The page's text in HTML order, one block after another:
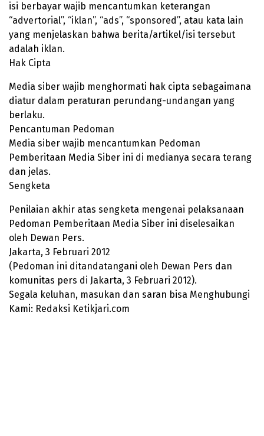
isi berbayar wajib mencantumkan keterangan
“advertorial”, “iklan”, “ads”, “sponsored”, atau kata lain
yang menjelaskan bahwa berita/artikel/isi tersebut
adalah iklan.
Hak Cipta
Media siber wajib menghormati hak cipta sebagaimana
diatur dalam peraturan perundang-undangan yang
berlaku.
Pencantuman Pedoman
Media siber wajib mencantumkan Pedoman
Pemberitaan Media Siber ini di medianya secara terang
dan jelas.
Sengketa
Penilaian akhir atas sengketa mengenai pelaksanaan
Pedoman Pemberitaan Media Siber ini diselesaikan
oleh Dewan Pers.
Jakarta, 3 Februari 2012
(Pedoman ini ditandatangani oleh Dewan Pers dan
komunitas pers di Jakarta, 3 Februari 2012).
Segala keluhan, masukan dan saran bisa Menghubungi
Kami: Redaksi Ketikjari.com